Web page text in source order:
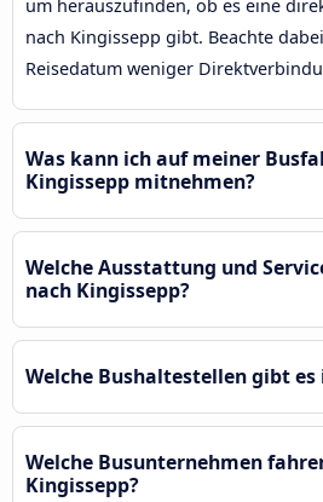
um herauszufinden, ob es eine
nach Kingissepp gibt. Beachte
Reisedatum weniger
Was kann ich auf meiner
Kingissepp mitnehmen?
Welche Ausstattung und
nach Kingissepp?
Welche Bushaltestellen gibt es
Welche Busunternehmen
Kingissepp?